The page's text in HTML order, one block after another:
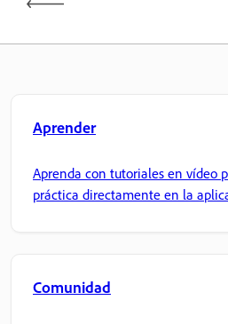
Aprender
Aprenda con tutoriales en vídeo
práctica directamente en la
Comunidad